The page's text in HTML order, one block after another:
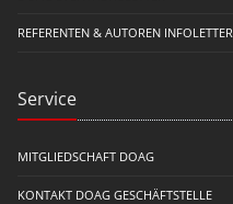
REFERENTEN & AUTOREN INFOLETTER
Service
MITGLIEDSCHAFT DOAG
KONTAKT DOAG GESCHÄFTSTELLE